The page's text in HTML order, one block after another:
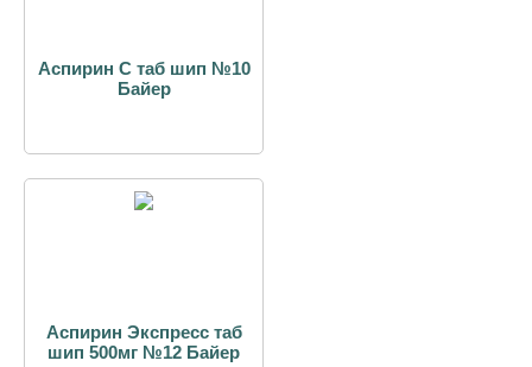
Аспирин C таб шип №10
Байер
Аспирин Экспресс таб
шип 500мг №12 Байер